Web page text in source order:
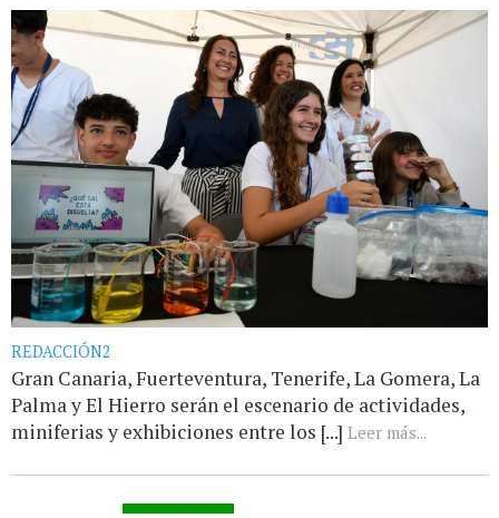
REDACCIÓN2
Gran Canaria, Fuerteventura, Tenerife, La Gomera, La
Palma y El Hierro serán el escenario de actividades,
miniferias y exhibiciones entre los [...] Leer más...